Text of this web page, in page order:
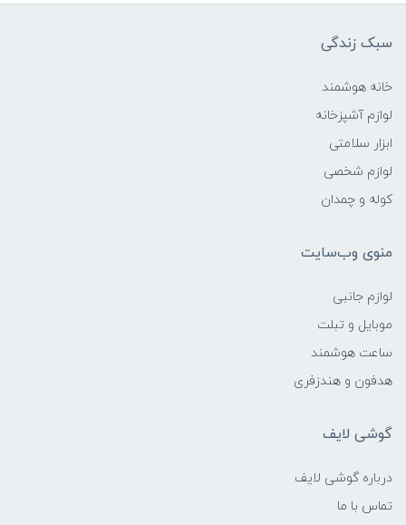
سبک زندگی
خانه هوشمند
لوازم آشپزخانه
ابزار سلامتی
لوازم شخصی
کوله و چمدان
منوی وب‌سایت
لوازم جانبی
موبایل و تبلت
ساعت هوشمند
هدفون و هندزفری
گوشی لایف
درباره گوشی لایف
تماس با ما